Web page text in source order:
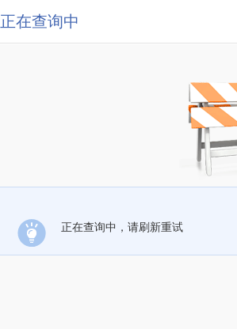
正在查询中
正在查询中，请刷新重试